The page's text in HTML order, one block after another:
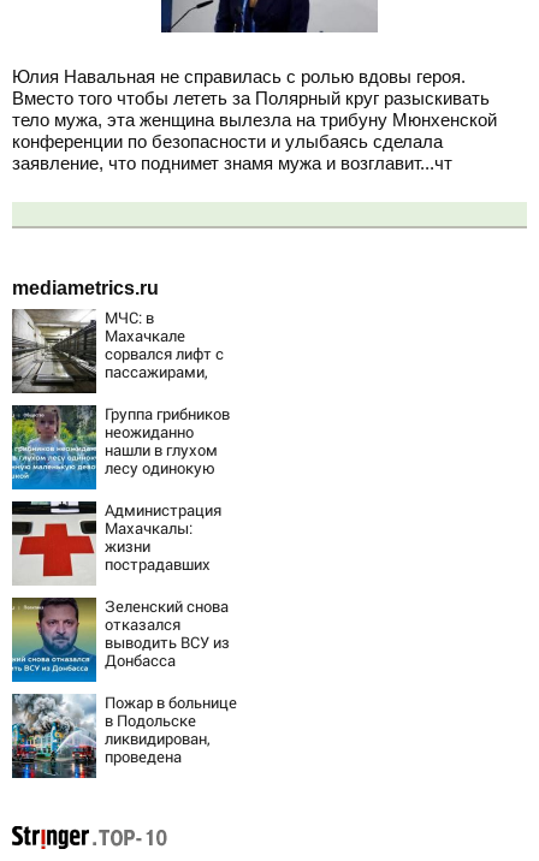
Юлия Навальная не справилась с ролью вдовы героя.
Вместо того чтобы лететь за Полярный круг разыскивать
тело мужа, эта женщина вылезла на трибуну Мюнхенской
конференции по безопасности и улыбаясь сделала
заявление, что поднимет знамя мужа и возглавит...чт
mediametrics.ru
МЧС: в
Махачкале
сорвался лифт с
пассажирами,
четыре человека
Группа грибников
неожиданно
нашли в глухом
лесу одинокую
маленькую
девочку с
игрушкой
Администрация
Махачкалы:
жизни
пострадавших
лифта ничто не
угрожает
Зеленский снова
отказался
выводить ВСУ из
Донбасса
Пожар в больнице
в Подольске
ликвидирован,
проведена